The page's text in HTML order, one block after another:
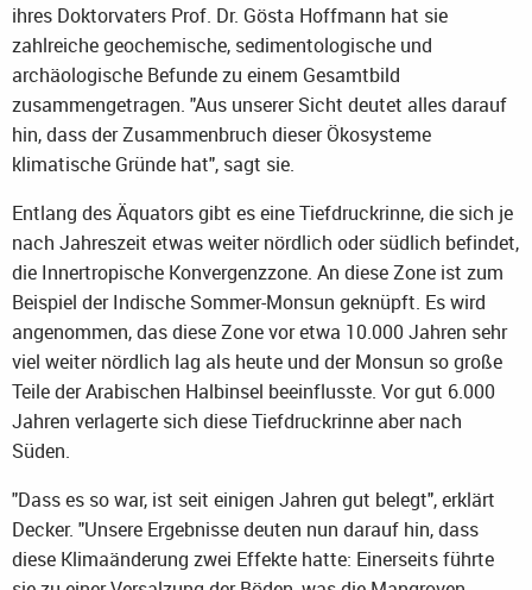
ihres Doktorvaters Prof. Dr. Gösta Hoffmann hat sie
zahlreiche geochemische, sedimentologische und
archäologische Befunde zu einem Gesamtbild
zusammengetragen. "Aus unserer Sicht deutet alles darauf
hin, dass der Zusammenbruch dieser Ökosysteme
klimatische Gründe hat", sagt sie.
Entlang des Äquators gibt es eine Tiefdruckrinne, die sich je
nach Jahreszeit etwas weiter nördlich oder südlich befindet,
die Innertropische Konvergenzzone. An diese Zone ist zum
Beispiel der Indische Sommer-Monsun geknüpft. Es wird
angenommen, das diese Zone vor etwa 10.000 Jahren sehr
viel weiter nördlich lag als heute und der Monsun so große
Teile der Arabischen Halbinsel beeinflusste. Vor gut 6.000
Jahren verlagerte sich diese Tiefdruckrinne aber nach
Süden.
"Dass es so war, ist seit einigen Jahren gut belegt", erklärt
Decker. "Unsere Ergebnisse deuten nun darauf hin, dass
diese Klimaänderung zwei Effekte hatte: Einerseits führte